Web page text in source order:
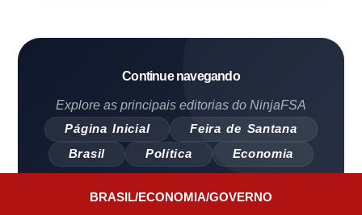
BRASIL/ECONOMIA/GOVERNO
Continue navegando
Explore as principais editorias do NinjaFSA
Página Inicial
Feira de Santana
Brasil
Política Economia